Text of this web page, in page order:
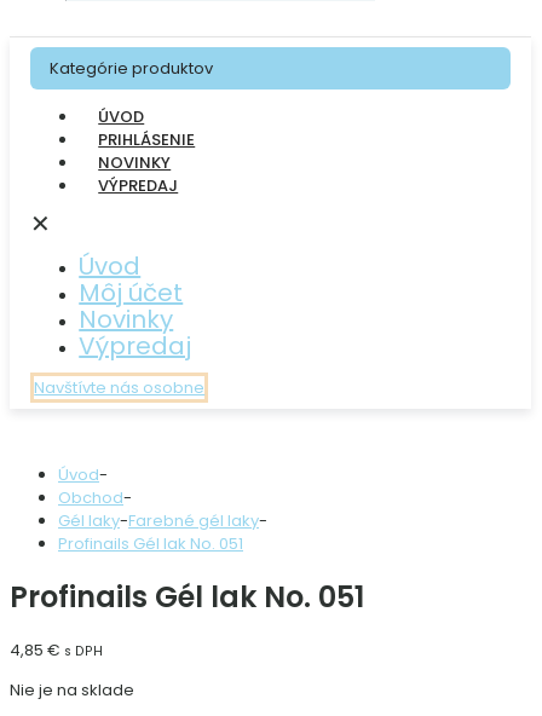
Kategórie produktov
ÚVOD
PRIHLÁSENIE
NOVINKY
VÝPREDAJ
✕
Úvod
Môj účet
Novinky
Výpredaj
Navštívte nás osobne
Úvod-
Obchod-
Gél laky-Farebné gél laky-
Profinails Gél lak No. 051
Profinails Gél lak No. 051
4,85 € s DPH
Nie je na sklade